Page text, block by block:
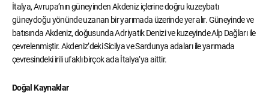
İtalya, Avrupa’nın güneyinden Akdeniz içlerine doğru kuzeybatı
güneydoğu yönünde uzanan bir yarımada üzerinde yer alır. Güneyinde ve
batısında Akdeniz, doğusunda Adriyatik Denizi ve kuzeyinde Alp Dağları ile
çevrelenmiştir. Akdeniz’deki Sicilya ve Sardunya adaları ile yarımada
çevresindeki irili ufaklı birçok ada İtalya’ya aittir.
Doğal Kaynaklar